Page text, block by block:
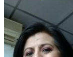
electrónico